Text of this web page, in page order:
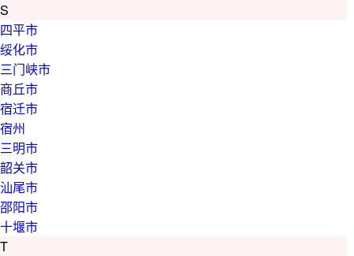
S
四平市
绥化市
三门峡市
商丘市
宿迁市
宿州
三明市
韶关市
汕尾市
邵阳市
十堰市
T